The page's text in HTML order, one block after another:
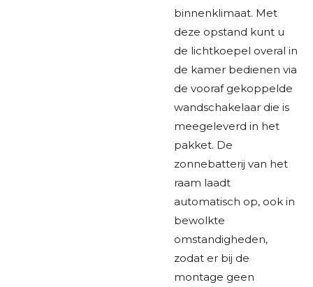
binnenklimaat. Met
deze opstand kunt u
de lichtkoepel overal in
de kamer bedienen via
de vooraf gekoppelde
wandschakelaar die is
meegeleverd in het
pakket. De
zonnebatterij van het
raam laadt
automatisch op, ook in
bewolkte
omstandigheden,
zodat er bij de
montage geen